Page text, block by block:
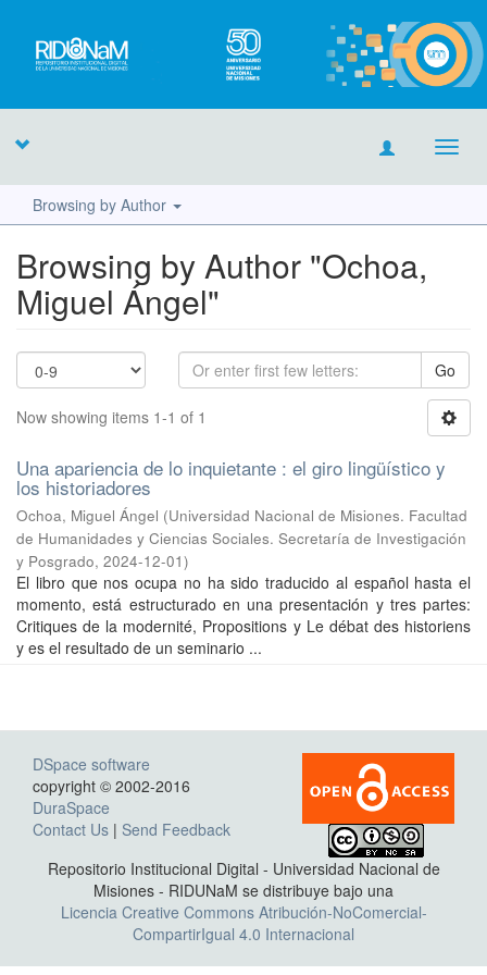
Browsing by Author
Browsing by Author "Ochoa,
Miguel Ángel"
Go
Now showing items 1-1 of 1
Una apariencia de lo inquietante : el giro lingüístico y
los historiadores
Ochoa, Miguel Ángel (Universidad Nacional de Misiones. Facultad
de Humanidades y Ciencias Sociales. Secretaría de Investigación
y Posgrado, 2024-12-01)
El libro que nos ocupa no ha sido traducido al español hasta el
momento, está estructurado en una presentación y tres partes:
Critiques de la modernité, Propositions y Le débat des historiens
y es el resultado de un seminario ...
DSpace software
copyright © 2002-2016
DuraSpace
Contact Us | Send Feedback
Repositorio Institucional Digital - Universidad Nacional de
Misiones - RIDUNaM se distribuye bajo una
Licencia Creative Commons Atribución-NoComercial-
CompartirIgual 4.0 Internacional